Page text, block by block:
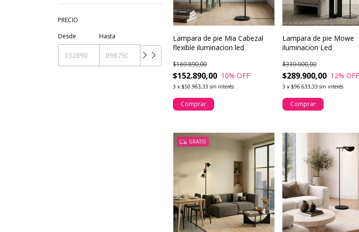
PRECIO
Desde
Hasta
Lampara de pie Mia Cabezal
flexible iluminacion led
$152.890,00
$169.890,00
10% OFF
3 x $50.963,33 sin interés
Lampara de pie Mowe
iluminacion Led
$289.900,00
$330.000,00
12% OFF
3 x $96.633,33 sin interés
Comprar
GRATIS